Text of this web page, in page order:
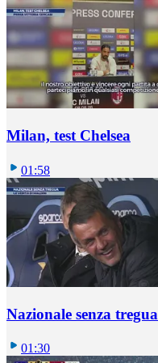
Milan, test Chelsea
01:58
Nazionale senza tregua
01:30